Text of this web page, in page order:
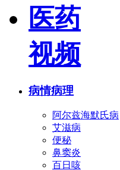
医药
视频
病情病理
阿尔兹海默氏病
艾滋病
便秘
鼻窦炎
百日咳